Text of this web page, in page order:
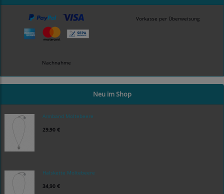
Vorkasse per Überweisung
Nachnahme
Neu im Shop
Armband Moltebeere
29,90 €
Halskette Moltebeere
34,90 €